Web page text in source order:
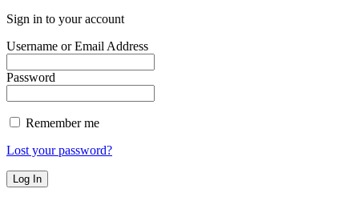
Sign in to your account
Username or Email Address
Password
Remember me
Lost your password?